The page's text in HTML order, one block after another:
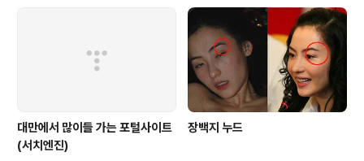
대만에서 많이들 가는 포털사이트
(서치엔진)
장백지 누드